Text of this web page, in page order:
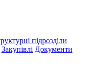
підрозділи
Закупівлі Документи